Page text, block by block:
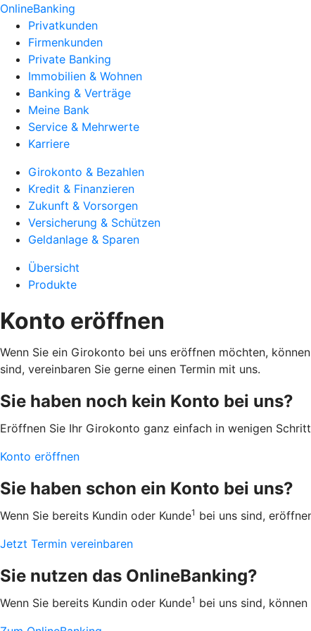
OnlineBanking
Privatkunden
Firmenkunden
Private Banking
Immobilien & Wohnen
Banking & Verträge
Meine Bank
Service & Mehrwerte
Karriere
Girokonto & Bezahlen
Kredit & Finanzieren
Zukunft & Vorsorgen
Versicherung & Schützen
Geldanlage & Sparen
Übersicht
Produkte
Konto eröffnen
Wenn Sie ein Girokonto bei uns eröffnen möchten,
sind, vereinbaren Sie gerne einen Termin mit uns.
Sie haben noch kein Konto bei uns?
Eröffnen Sie Ihr Girokonto ganz einfach in wenigen
Konto eröffnen
Sie haben schon ein Konto bei uns?
Wenn Sie bereits Kundin oder Kunde1 bei uns sind,
Jetzt Termin vereinbaren
Sie nutzen das OnlineBanking?
Wenn Sie bereits Kundin oder Kunde1 bei uns sind,